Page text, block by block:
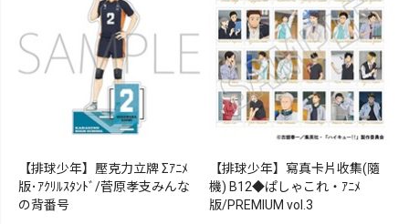
【排球少年】壓克力立牌 Σｱﾆﾒ
版･ｱｸﾘﾙｽﾀﾝﾄﾞ/菅原孝支みんな
の背番号
【排球少年】寫真卡片收集(隨
機) B12◆ぱしゃこれ・ｱﾆﾒ
版/PREMIUM vol.3